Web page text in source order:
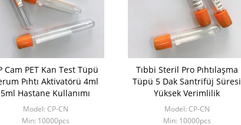
Cam PET Kan Test Tüpü
Pıhtı Aktivatörü 4ml
5ml Hastane Kullanımı
Model: CP-CN
Min: 10000pcs
Tıbbi Steril Pro Pıhtılaşma
Tüpü 5 Dak Santrifüj Süresi
Yüksek Verimlilik
Model: CP-CN
Min: 10000pcs